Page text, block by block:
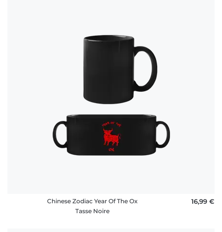
Chinese Zodiac Year Of The Ox
Tasse Noire
16,99 €